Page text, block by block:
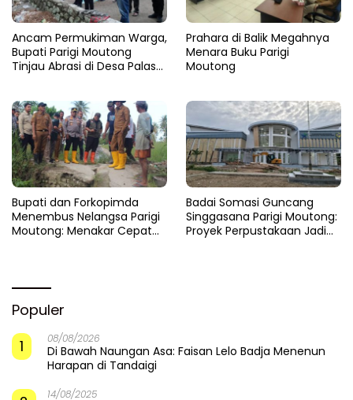
Ancam Permukiman Warga,
Bupati Parigi Moutong
Tinjau Abrasi di Desa Palasa
Prahara di Balik Megahnya
Menara Buku Parigi
Moutong
​Bupati dan Forkopimda
Menembus Nelangsa Parigi
Moutong: Menakar Cepat
Badai Somasi Guncang
Singgasana Parigi Moutong:
Proyek Perpustakaan Jadi
Populer
1
08/08/2026
Di Bawah Naungan Asa: Faisan Lelo Badja Menenun
Harapan di Tandaigi
14/08/2025